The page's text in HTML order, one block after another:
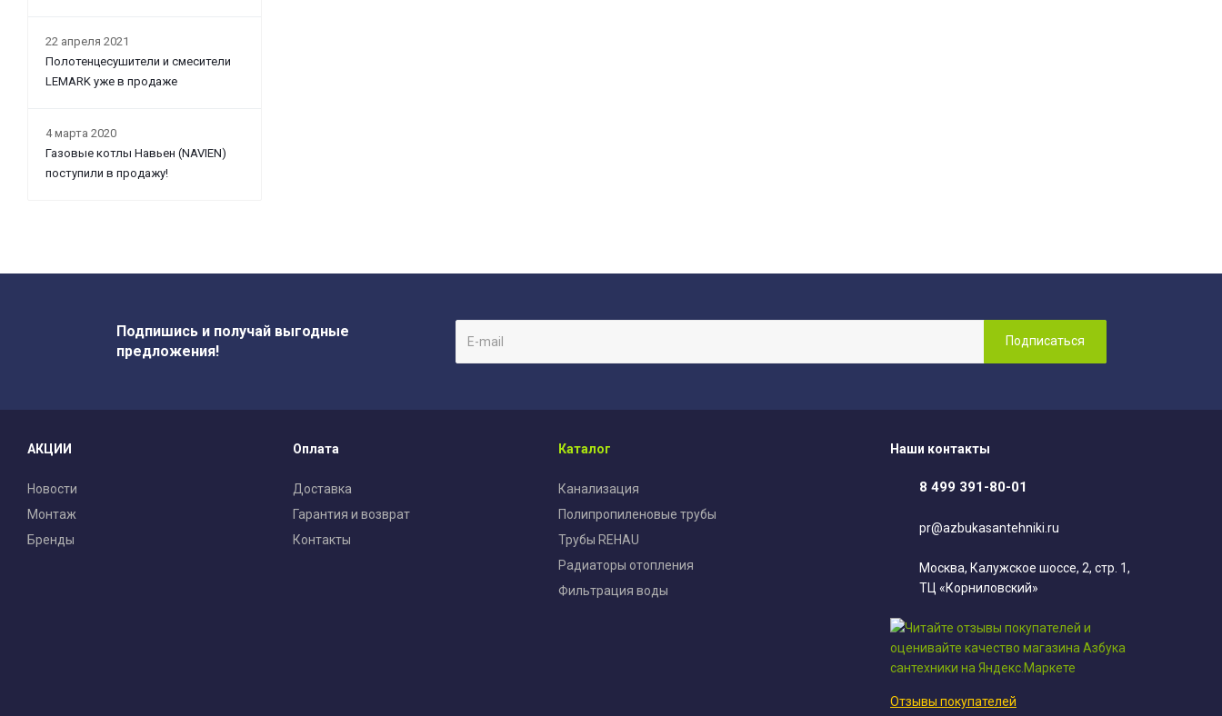
22 апреля 2021
Полотенцесушители и смесители
LEMARK уже в продаже
4 марта 2020
Газовые котлы Навьен (NAVIEN)
поступили в продажу!
Подпишись и получай выгодные
предложения!
АКЦИИ
Новости
Монтаж
Бренды
Оплата
Доставка
Гарантия и возврат
Контакты
Каталог
Канализация
Полипропиленовые трубы
Трубы REHAU
Радиаторы отопления
Фильтрация воды
Наши контакты
8 499 391-80-01
pr@azbukasantehniki.ru
Москва, Калужское шоссе, 2, стр. 1,
ТЦ «Корниловский»
Отзывы покупателей